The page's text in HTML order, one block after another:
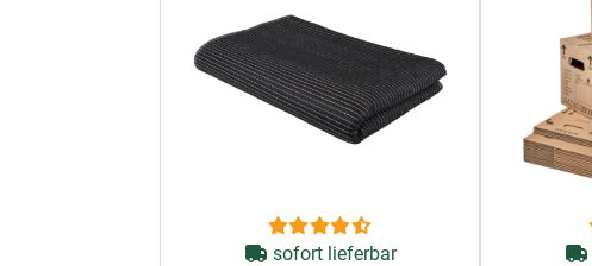
sofort lieferbar